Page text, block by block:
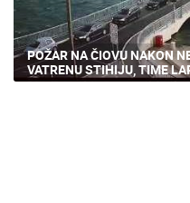
POŽAR NA ČIOVU NAKON
VATRENU STIHIJU, TIME